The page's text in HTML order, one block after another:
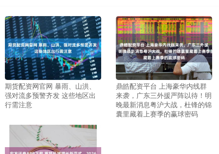
期货配资网官网 暴雨、山洪、
强对流多预警齐发 这些地区出
行需注意
鼎皓配资平台 上海豪华内线群
来袭，广东三外援严阵以待！明
晚最新消息粤沪大战，杜锋的锦
囊里藏着上赛季的赢球密码